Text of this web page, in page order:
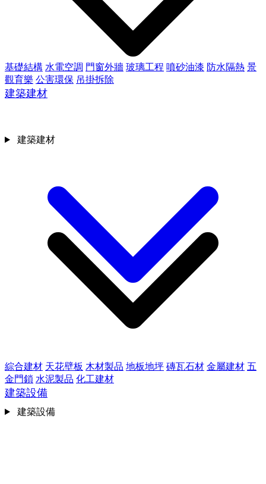
基礎結構 水電空調 門窗外牆 玻璃工程 噴砂油漆 防水隔熱 景
觀育樂 公害環保 吊掛拆除
建築建材
綜合建材 天花壁板 木材製品 地板地坪 磚瓦石材 金屬建材 五
金門鎖 水泥製品 化工建材
建築設備
建築建材
建築設備